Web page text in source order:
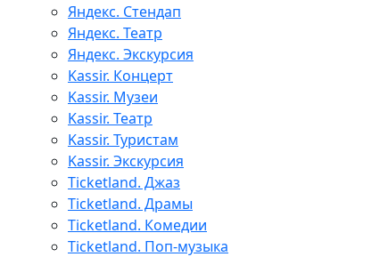
Яндекс. Стендап
Яндекс. Театр
Яндекс. Экскурсия
Kassir. Концерт
Kassir. Музеи
Kassir. Театр
Kassir. Туристам
Kassir. Экскурсия
Ticketland. Джаз
Ticketland. Драмы
Ticketland. Комедии
Ticketland. Поп-музыка